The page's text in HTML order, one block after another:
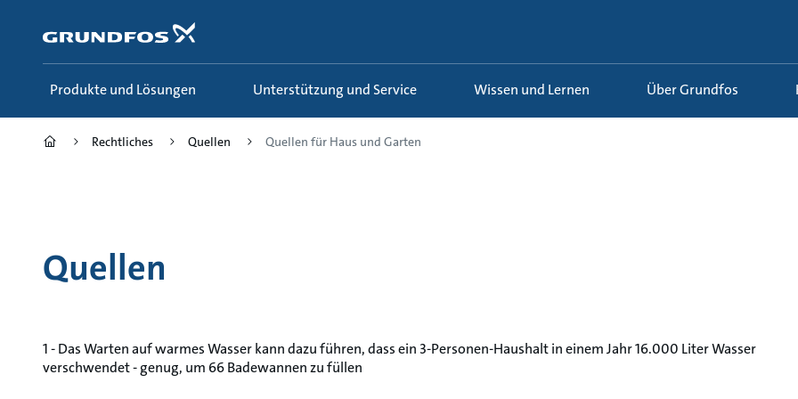
springen
Produkte und Lösungen Unterstützung und Service Wissen und Lernen Über Grundfos
Rechtliches Quellen Quellen für Haus und Garten
Quellen
1 - Das Warten auf warmes Wasser kann dazu führen, dass ein 3-Personen-Haushalt in einem Jahr 16.000 Liter Wasser
verschwendet - genug, um 66 Badewannen zu füllen